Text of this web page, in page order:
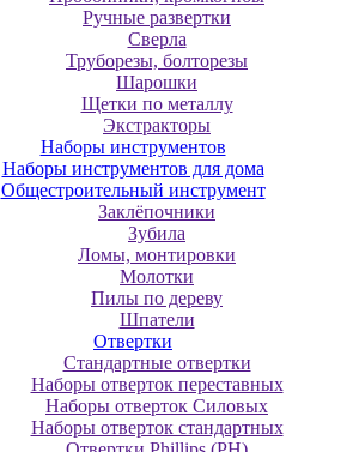
Ручные развертки
Сверла
Труборезы, болторезы
Шарошки
Щетки по металлу
Экcтpaктopы
Наборы инструментов
Наборы инструментов для дома
Общестроительный инструмент
Заклёпочники
Зубила
Ломы, монтировки
Молотки
Пилы по дереву
Шпатели
Отвертки
Cтандартные отвертки
Наборы отверток переставных
Наборы отверток Силовых
Наборы отверток стандартных